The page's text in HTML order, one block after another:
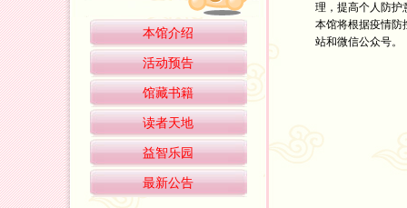
本馆介绍
活动预告
馆藏书籍
读者天地
益智乐园
最新公告
理，提高个人防护
本馆将根据疫情防
站和微信公众号。